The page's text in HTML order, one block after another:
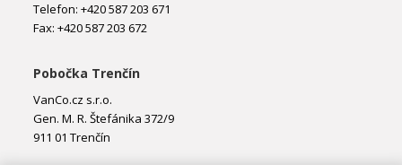
Telefon: +420 587 203 671
Fax: +420 587 203 672
Pobočka Trenčín
VanCo.cz s.r.o.
Gen. M. R. Štefánika 372/9
911 01 Trenčín